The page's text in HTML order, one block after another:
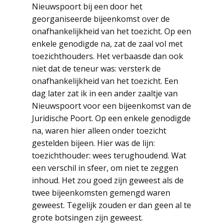
Nieuwspoort bij een door het
georganiseerde bijeenkomst over de
onafhankelijkheid van het toezicht. Op een
enkele genodigde na, zat de zaal vol met
toezichthouders. Het verbaasde dan ook
niet dat de teneur was: versterk de
onafhankelijkheid van het toezicht. Een
dag later zat ik in een ander zaaltje van
Nieuwspoort voor een bijeenkomst van de
Juridische Poort. Op een enkele genodigde
na, waren hier alleen onder toezicht
gestelden bijeen. Hier was de lijn:
toezichthouder: wees terughoudend. Wat
een verschil in sfeer, om niet te zeggen
inhoud. Het zou goed zijn geweest als de
twee bijeenkomsten gemengd waren
geweest. Tegelijk zouden er dan geen al te
grote botsingen zijn geweest.